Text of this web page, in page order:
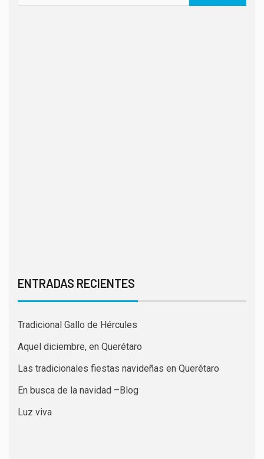
ENTRADAS RECIENTES
Tradicional Gallo de Hércules
Aquel diciembre, en Querétaro
Las tradicionales fiestas navideñas en Querétaro
En busca de la navidad –Blog
Luz viva